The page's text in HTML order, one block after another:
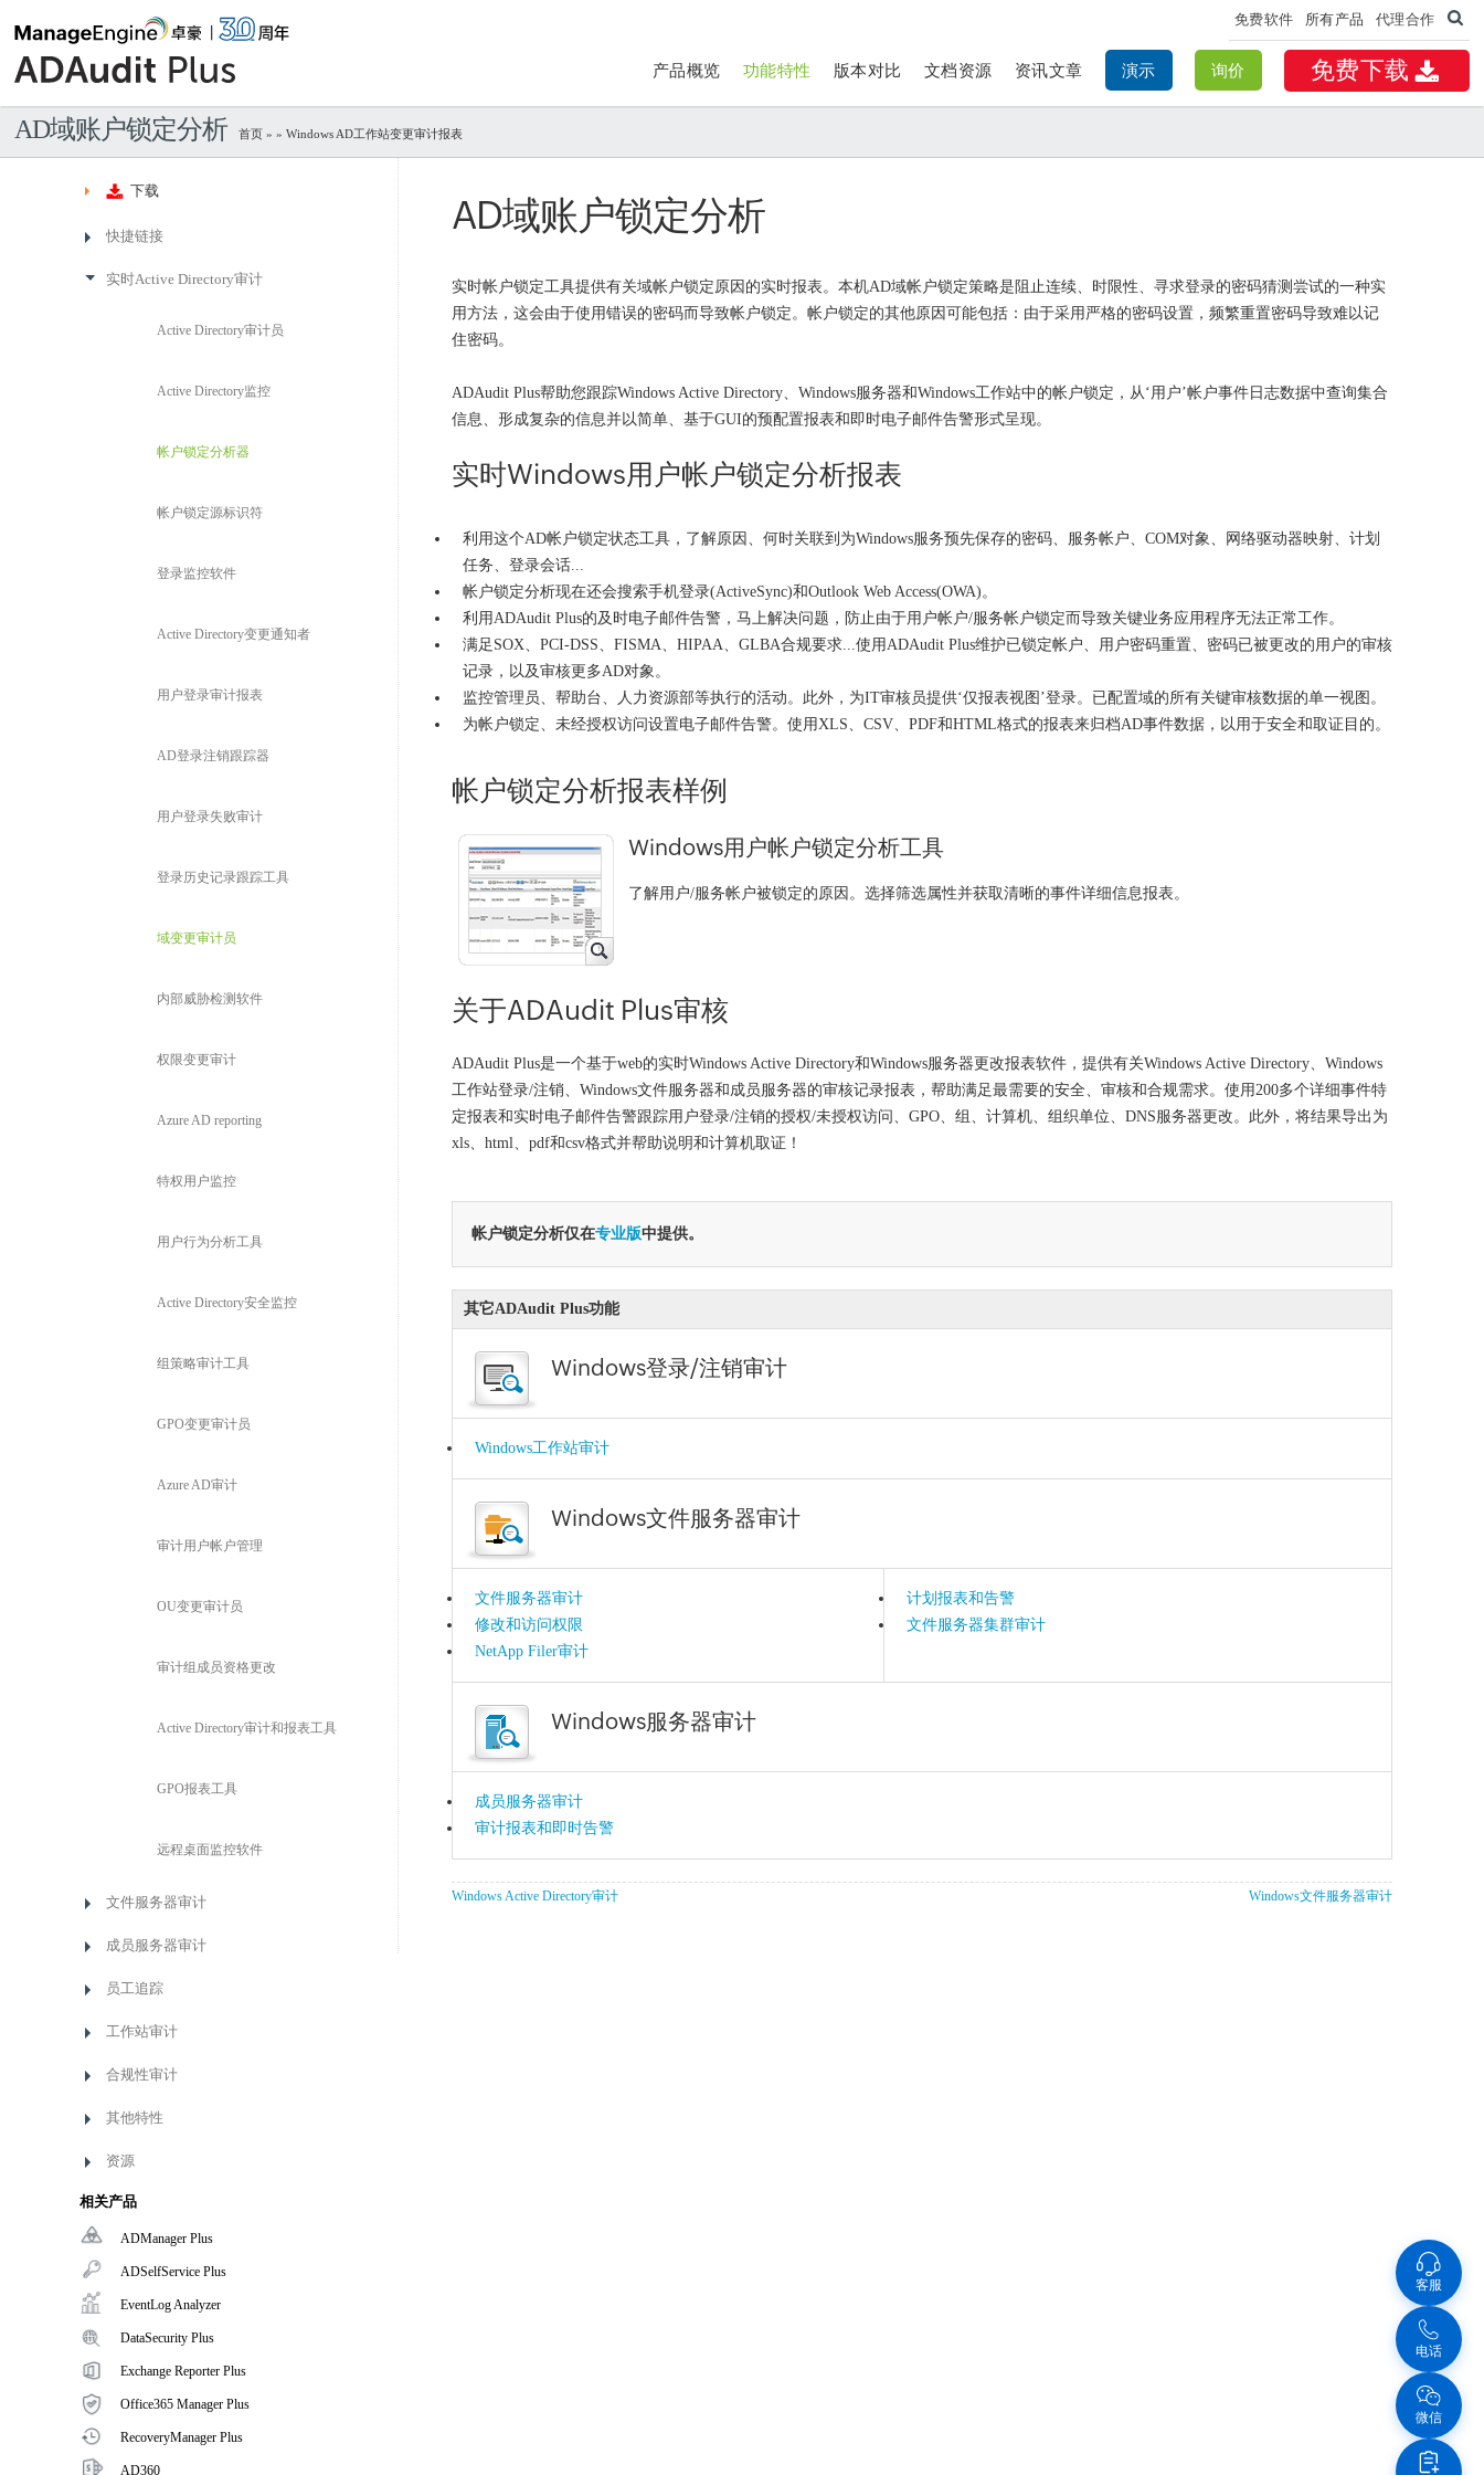
免费软件 所有产品 代理合作
免费下载
产品概览 功能特性 版本对比 文档资源 资讯文章 演示 询价
AD域账户锁定分析 首页 » » Windows AD工作站变更审计报表
下载
快捷链接
实时Active Directory审计
Active Directory审计员
Active Directory监控
帐户锁定分析器
帐户锁定源标识符
登录监控软件
Active Directory变更通知者
用户登录审计报表
AD登录注销跟踪器
用户登录失败审计
登录历史记录跟踪工具
域变更审计员
内部威胁检测软件
权限变更审计
Azure AD reporting
特权用户监控
用户行为分析工具
Active Directory安全监控
组策略审计工具
GPO变更审计员
Azure AD审计
审计用户帐户管理
OU变更审计员
审计组成员资格更改
Active Directory审计和报表工具
GPO报表工具
远程桌面监控软件
文件服务器审计
成员服务器审计
员工追踪
工作站审计
合规性审计
其他特性
资源
相关产品
ADManager Plus
AD域管理软件
ADSelfService Plus
AD域用户自助服务工具
EventLog Analyzer
实时日志分析和报表
DataSecurity Plus
文件服务器审计和数据发现
Exchange Reporter Plus
Exchange审计与报表解决方案
Office365 Manager Plus
Office 365管理和报表工具
RecoveryManager Plus
AD域备份与恢复工具
AD360
AD域账户锁定分析
实时帐户锁定工具提供有关域帐户锁定原因的实时报表。本机AD域帐户锁定策略是阻止连续、时限性、寻求登录的密码猜测尝试的一种实
用方法，这会由于使用错误的密码而导致帐户锁定。帐户锁定的其他原因可能包括：由于采用严格的密码设置，频繁重置密码导致难以记
住密码。
ADAudit Plus帮助您跟踪Windows Active Directory、Windows服务器和Windows工作站中的帐户锁定，从‘用户’帐户事件日志数据中查询集合
信息、形成复杂的信息并以简单、基于GUI的预配置报表和即时电子邮件告警形式呈现。
实时Windows用户帐户锁定分析报表
利用这个AD帐户锁定状态工具，了解原因、何时关联到为Windows服务预先保存的密码、服务帐户、COM对象、网络驱动器映射、计划
任务、登录会话...
帐户锁定分析现在还会搜索手机登录(ActiveSync)和Outlook Web Access(OWA)。
利用ADAudit Plus的及时电子邮件告警，马上解决问题，防止由于用户帐户/服务帐户锁定而导致关键业务应用程序无法正常工作。
满足SOX、PCI-DSS、FISMA、HIPAA、GLBA合规要求...使用ADAudit Plus维护已锁定帐户、用户密码重置、密码已被更改的用户的审核
记录，以及审核更多AD对象。
监控管理员、帮助台、人力资源部等执行的活动。此外，为IT审核员提供‘仅报表视图’登录。已配置域的所有关键审核数据的单一视图。
为帐户锁定、未经授权访问设置电子邮件告警。使用XLS、CSV、PDF和HTML格式的报表来归档AD事件数据，以用于安全和取证目的。
帐户锁定分析报表样例
Windows用户帐户锁定分析工具
了解用户/服务帐户被锁定的原因。选择筛选属性并获取清晰的事件详细信息报表。
关于ADAudit Plus审核
ADAudit Plus是一个基于web的实时Windows Active Directory和Windows服务器更改报表软件，提供有关Windows Active Directory、Windows
工作站登录/注销、Windows文件服务器和成员服务器的审核记录报表，帮助满足最需要的安全、审核和合规需求。使用200多个详细事件特
定报表和实时电子邮件告警跟踪用户登录/注销的授权/未授权访问、GPO、组、计算机、组织单位、DNS服务器更改。此外，将结果导出为
xls、html、pdf和csv格式并帮助说明和计算机取证！
帐户锁定分析仅在专业版中提供。
其它ADAudit Plus功能
Windows登录/注销审计
Windows工作站审计
Windows文件服务器审计
文件服务器审计
修改和访问权限
NetApp Filer审计
计划报表和告警
文件服务器集群审计
Windows服务器审计
成员服务器审计
审计报表和即时告警
Windows Active Directory审计 Windows文件服务器审计
客服
电话
微信